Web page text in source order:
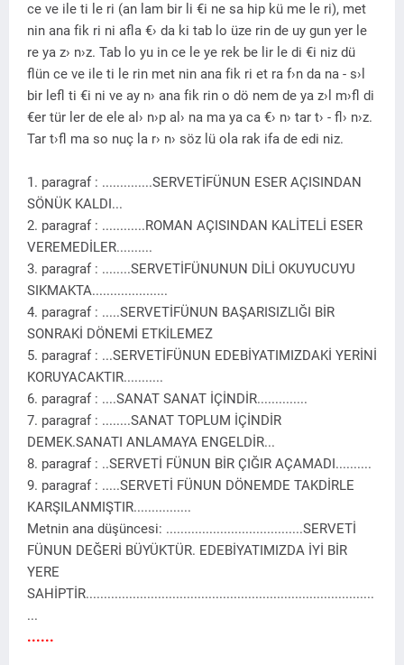
ce ve ile ti le ri (an lam bir li €i ne sa hip kü me le ri), met
nin ana fik ri ni afla €› da ki tab lo üze rin de uy gun yer le
re ya z› n›z. Tab lo yu in ce le ye rek be lir le di €i niz dü
flün ce ve ile ti le rin met nin ana fik ri et ra f›n da na - s›l
bir lefl ti €i ni ve ay n› ana fik rin o dö nem de ya z›l m›fl di
€er tür ler de ele al› n›p al› na ma ya ca €› n› tar t› - fl› n›z.
Tar t›fl ma so nuç la r› n› söz lü ola rak ifa de edi niz.
1. paragraf : ..............SERVETİFÜNUN ESER AÇISINDAN
SÖNÜK KALDI...
2. paragraf : ............ROMAN AÇISINDAN KALİTELİ ESER
VEREMEDİLER..........
3. paragraf : ........SERVETİFÜNUNUN DİLİ OKUYUCUYU
SIKMAKTA.....................
4. paragraf : .....SERVETİFÜNUN BAŞARISIZLIĞI BİR
SONRAKİ DÖNEMİ ETKİLEMEZ
5. paragraf : ...SERVETİFÜNUN EDEBİYATIMIZDAKİ YERİNİ
KORUYACAKTIR...........
6. paragraf : ....SANAT SANAT İÇİNDİR..............
7. paragraf : ........SANAT TOPLUM İÇİNDİR
DEMEK.SANATI ANLAMAYA ENGELDİR...
8. paragraf : ..SERVETİ FÜNUN BİR ÇIĞIR AÇAMADI..........
9. paragraf : .....SERVETİ FÜNUN DÖNEMDE TAKDİRLE
KARŞILANMIŞTIR................
Metnin ana düşüncesi: ......................................SERVETİ
FÜNUN DEĞERİ BÜYÜKTÜR. EDEBİYATIMIZDA İYİ BİR
YERE
SAHİPTİR................................................................................
...
......